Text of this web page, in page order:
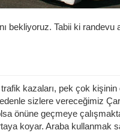
bekliyoruz. Tabii ki randevu
kazaları, pek çok
sizlere vereceğimiz
önüne geçmeye
koyar. Araba kullanmak